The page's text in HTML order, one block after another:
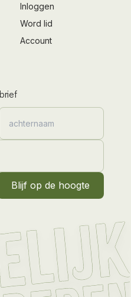
Inloggen
Word lid
Account
Blijf op de hoogte